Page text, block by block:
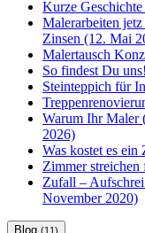
Kurze
Malerarbeiten
Zinsen (12. Mai
Malertausch
So findest Du
Steinteppich für
Warum Ihr Maler
2026)
Was kostet es
Zimmer
Zufall –
November 2020)
Blog (11)